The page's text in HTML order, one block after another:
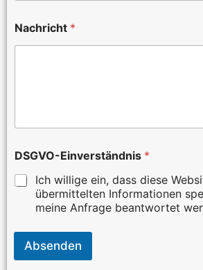
Nachricht *
DSGVO-Einverständnis *
Ich willige ein, dass diese
übermittelten Informationen
meine Anfrage beantwortet
Absenden